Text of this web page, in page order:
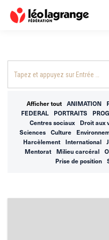
Afficher tout ANIMATION
FEDERAL
PORTRAITS
Centres sociaux
Droit aux
Sciences
Culture
Harcèlement
International
Mentorat
Milieu carcéral
Prise de position